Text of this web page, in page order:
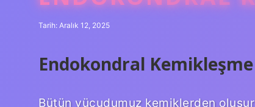
Tarih: Aralık 12, 2025
Endokondral
Bütün vücudumuz kemiklerden